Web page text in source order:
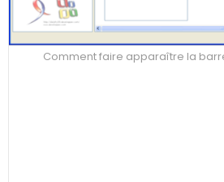
Comment faire apparaître la